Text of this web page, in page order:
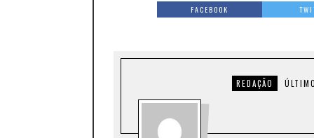
FACEBOOK
REDAÇÃO